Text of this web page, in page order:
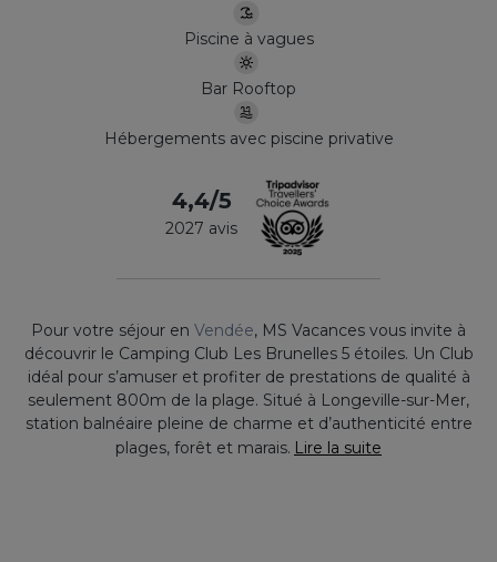
Piscine à vagues
Bar Rooftop
Hébergements avec piscine privative
4,4/5
2027 avis
Pour votre séjour en Vendée, MS Vacances vous invite à
découvrir le Camping Club Les Brunelles 5 étoiles. Un Club
idéal pour s’amuser et profiter de prestations de qualité à
seulement 800m de la plage. Situé à Longeville-sur-Mer,
station balnéaire pleine de charme et d’authenticité entre
plages, forêt et marais. Lire la suite